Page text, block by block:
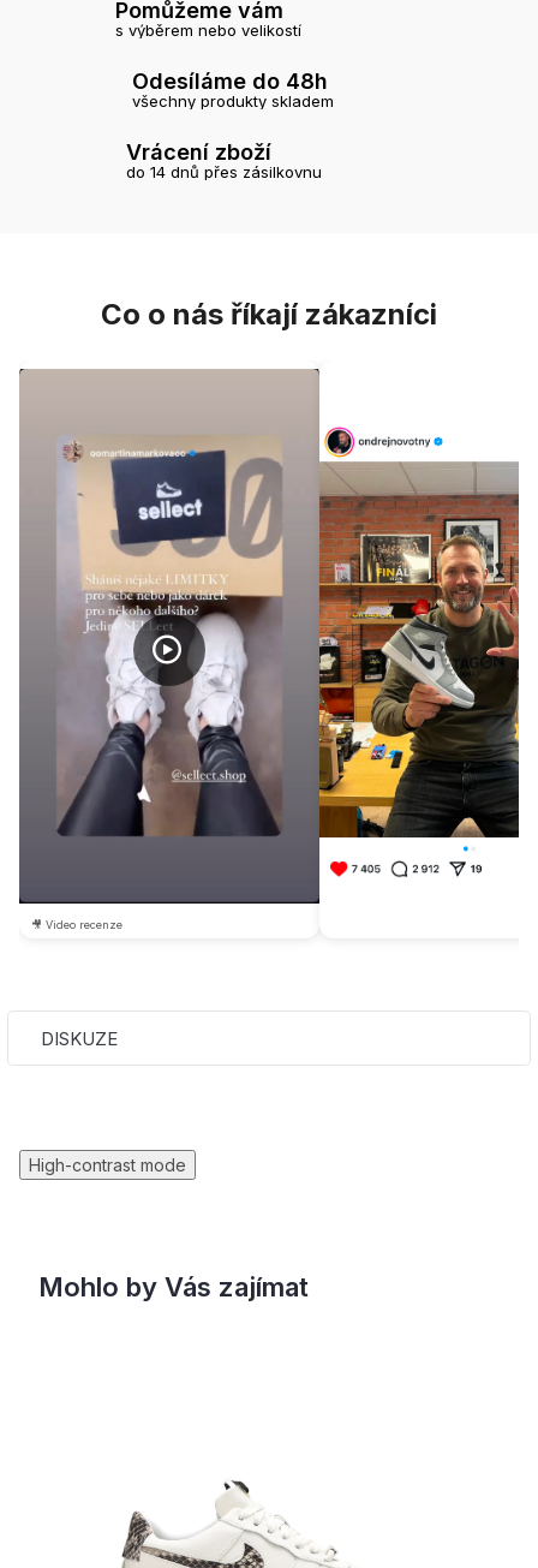
Pomůžeme vám
s výběrem nebo velikostí
Odesíláme do 48h
všechny produkty skladem
Vrácení zboží
do 14 dnů přes zásilkovnu
Co o nás říkají zákazníci
🎥 Video recenze
DISKUZE
High-contrast mode